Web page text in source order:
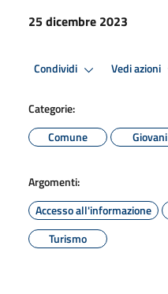
25 dicembre 2023
Condividi Vedi azioni
Categorie:
Comune
Giovani
Argomenti:
Accesso all'informazione
Turismo